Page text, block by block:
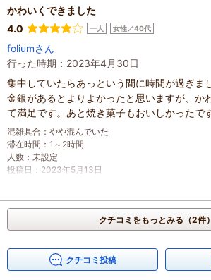
かわいくできました
4.0
一人 女性／40代
foliumさん
行った時期：2023年4月30日
集中していたらあっという間に時間が過ぎま
金銀があるとよりよかったと思いますが、か
て満足です。あと焼き菓子もおいしかったです
混雑具合 ： やや混んでいた
滞在時間 ： 1～2時間
人数 ： 未設定
投稿日 ： 2023年5月13日
クチコミをもっとみる（2件）
クチコミ投稿